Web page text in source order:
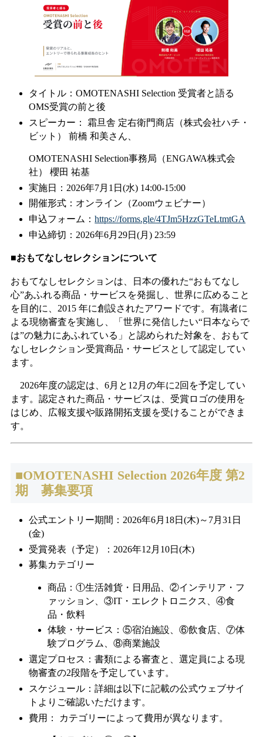
タイトル：OMOTENASHI Selection 受賞者と語る
OMS受賞の前と後
スピーカー： 霜旦舎 定右衛門商店（株式会社ハチ・
ビット） 前橋 和美さん、
OMOTENASHI Selection事務局（ENGAWA株式会
社） 櫻田 祐基
実施日：2026年7月1日(水) 14:00-15:00
開催形式：オンライン（Zoomウェビナー）
申込フォーム：https://forms.gle/4TJm5HzzGTeLtmtGA
申込締切：2026年6月29日(月) 23:59
■おもてなしセレクションについて
おもてなしセレクションは、日本の優れた“おもてなし
心”あふれる商品・サービスを発掘し、世界に広めること
を目的に、2015 年に創設されたアワードです。有識者に
よる現物審査を実施し、「世界に発信したい“日本ならで
は”の魅⼒にあふれている」と認められた対象を、おもて
なしセレクション受賞商品・サービスとして認定してい
ます。
2026年度の認定は、6月と12月の年に2回を予定してい
ます。認定された商品・サービスは、受賞ロゴの使用を
はじめ、広報支援や販路開拓支援を受けることができま
す。
■OMOTENASHI Selection 2026年度 第2
期 募集要項
公式エントリー期間：2026年6月18日(木)～7月31日
(金)
受賞発表（予定）：2026年12月10日(木)
募集カテゴリー
商品：①生活雑貨・日用品、②インテリア・フ
ァッション、③IT・エレクトロニクス、④食
品・飲料
体験・サービス：⑤宿泊施設、⑥飲食店、⑦体
験プログラム、⑧商業施設
選定プロセス：書類による審査と、選定員による現
物審査の2段階を予定しています。
スケジュール：詳細は以下に記載の公式ウェブサイ
トよりご確認いただけます。
費用： カテゴリーによって費用が異なります。